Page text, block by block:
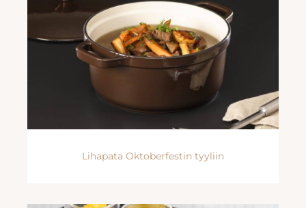
Lihapata Oktoberfestin tyyliin